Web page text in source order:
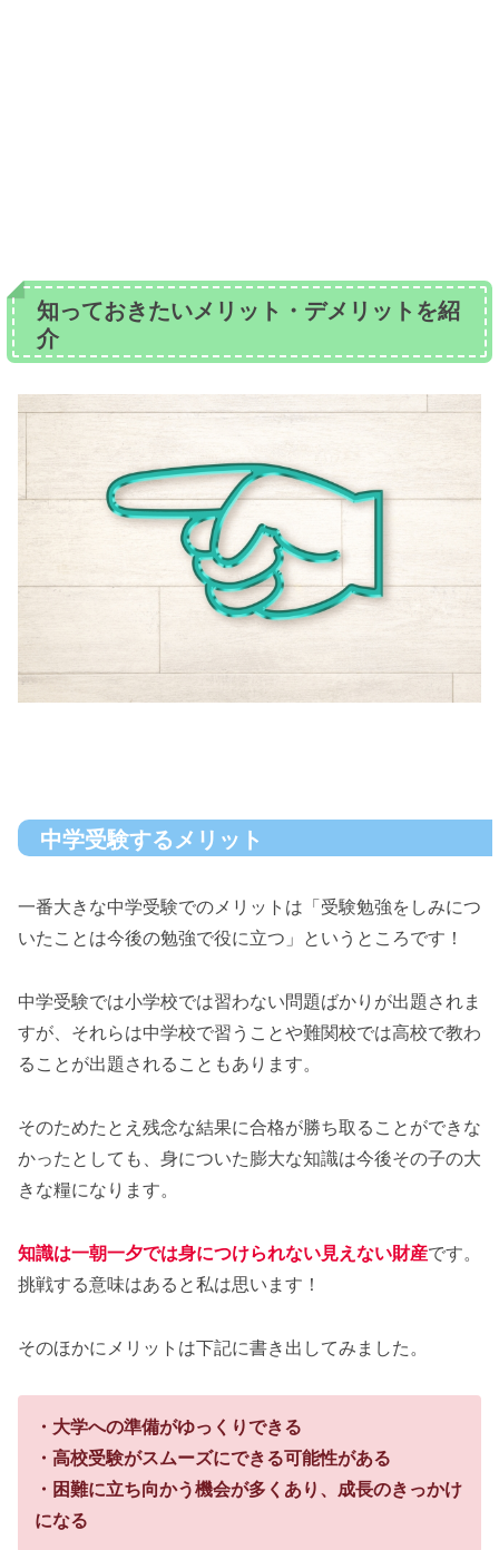
知っておきたいメリット・デメリットを紹
介
中学受験するメリット
一番大きな中学受験でのメリットは「受験勉強をしみにつ
いたことは今後の勉強で役に立つ」というところです！
中学受験では小学校では習わない問題ばかりが出題されま
すが、それらは中学校で習うことや難関校では高校で教わ
ることが出題されることもあります。
そのためたとえ残念な結果に合格が勝ち取ることができな
かったとしても、身についた膨大な知識は今後その子の大
きな糧になります。
知識は一朝一夕では身につけられない見えない財産です。
挑戦する意味はあると私は思います！
そのほかにメリットは下記に書き出してみました。
・大学への準備がゆっくりできる
・高校受験がスムーズにできる可能性がある
・困難に立ち向かう機会が多くあり、成長のきっかけ
になる